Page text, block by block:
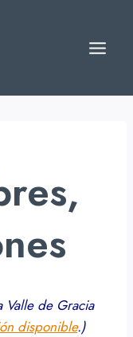
Valle de Gracia
disponible.)